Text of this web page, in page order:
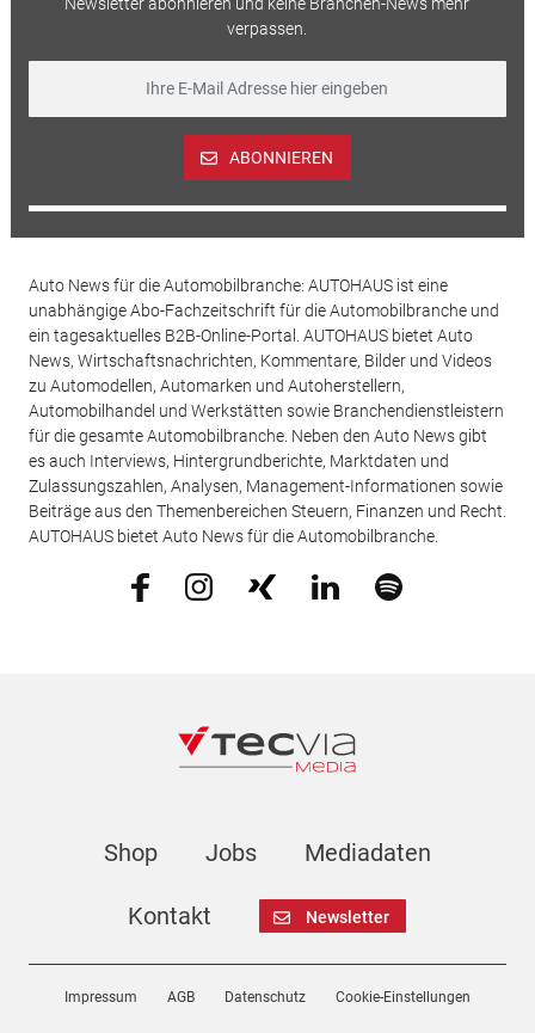
verpassen.
ABONNIEREN
Auto News für die Automobilbranche: AUTOHAUS ist eine
unabhängige Abo-Fachzeitschrift für die Automobilbranche und
ein tagesaktuelles B2B-Online-Portal. AUTOHAUS bietet Auto
News, Wirtschaftsnachrichten, Kommentare, Bilder und Videos
zu Automodellen, Automarken und Autoherstellern,
Automobilhandel und Werkstätten sowie Branchendienstleistern
für die gesamte Automobilbranche. Neben den Auto News gibt
es auch Interviews, Hintergrundberichte, Marktdaten und
Zulassungszahlen, Analysen, Management-Informationen sowie
Beiträge aus den Themenbereichen Steuern, Finanzen und Recht.
AUTOHAUS bietet Auto News für die Automobilbranche.
Shop Jobs Mediadaten
Kontakt Newsletter
Impressum AGB Datenschutz Cookie-Einstellungen